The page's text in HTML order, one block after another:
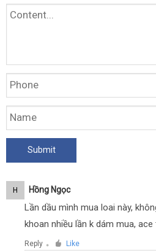
H Hồng Ngọc
Lần dầu mình mua loai này,
khoan nhiều lần k dám mua,
Reply ● Like